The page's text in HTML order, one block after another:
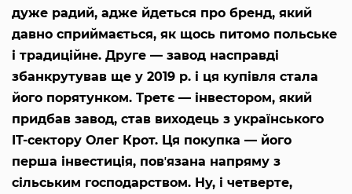
дуже радий, адже йдеться про бренд, який
давно сприймається, як щось питомо польське
і традиційне. Друге — завод насправді
збанкрутував ще у 2019 р. і ця купівля стала
його порятунком. Третє — інвестором, який
придбав завод, став виходець з українського
IT-сектору Олег Крот. Ця покупка — його
перша інвестиція, повʼязана напряму з
сільським господарством. Ну, і четверте,